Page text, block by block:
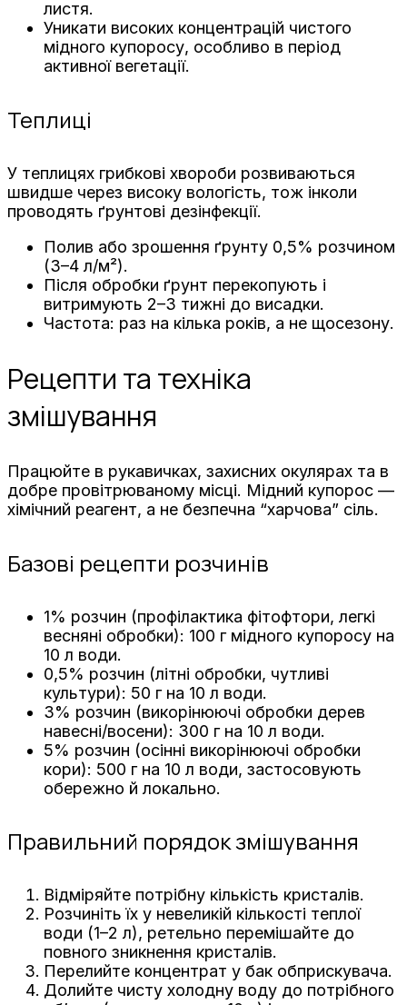
листя.
Уникати високих концентрацій чистого
мідного купоросу, особливо в період
активної вегетації.
Теплиці
У теплицях грибкові хвороби розвиваються
швидше через високу вологість, тож інколи
проводять ґрунтові дезінфекції.
Полив або зрошення ґрунту 0,5% розчином
(3–4 л/м²).
Після обробки ґрунт перекопують і
витримують 2–3 тижні до висадки.
Частота: раз на кілька років, а не щосезону.
Рецепти та техніка
змішування
Працюйте в рукавичках, захисних окулярах та в
добре провітрюваному місці. Мідний купорос —
хімічний реагент, а не безпечна “харчова” сіль.
Базові рецепти розчинів
1% розчин (профілактика фітофтори, легкі
весняні обробки): 100 г мідного купоросу на
10 л води.
0,5% розчин (літні обробки, чутливі
культури): 50 г на 10 л води.
3% розчин (викорінюючі обробки дерев
навесні/восени): 300 г на 10 л води.
5% розчин (осінні викорінюючі обробки
кори): 500 г на 10 л води, застосовують
обережно й локально.
Правильний порядок змішування
Відміряйте потрібну кількість кристалів.
Розчиніть їх у невеликій кількості теплої
води (1–2 л), ретельно перемішайте до
повного зникнення кристалів.
Перелийте концентрат у бак обприскувача.
Долийте чисту холодну воду до потрібного